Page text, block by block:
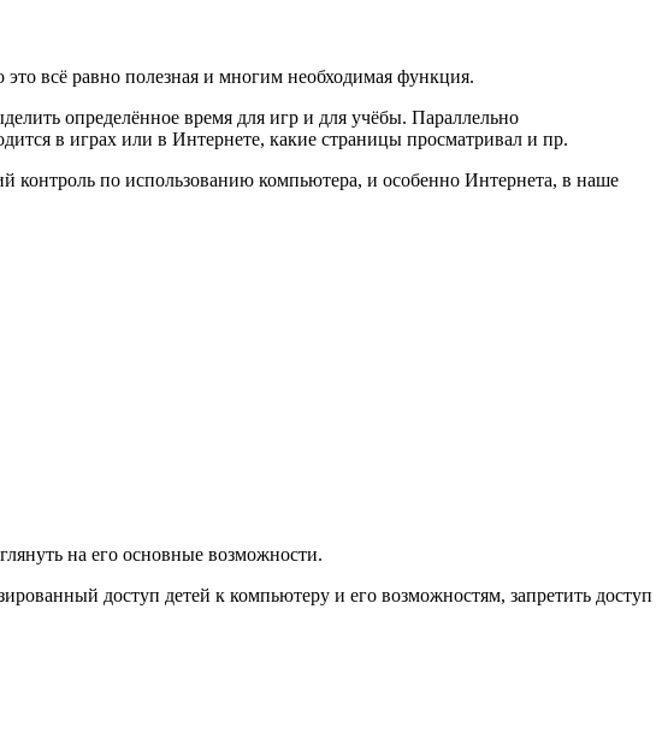
всё равно полезная и многим необходимая функция.
определённое время для игр и для учёбы. Параллельно
в играх или в Интернете, какие страницы просматривал и пр.
контроль по использованию компьютера, и особенно Интернета, в наше
на его основные возможности.
доступ детей к компьютеру и его возможностям, запретить доступ